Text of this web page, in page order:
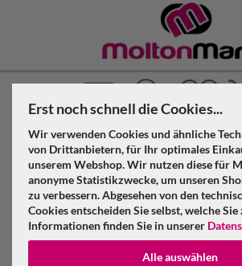
Erst noch schnell die Cookies...
Wir verwenden Cookies und ähnliche
von Drittanbietern, für Ihr optimales
unserem Webshop. Wir nutzen diese für
anonyme Statistikzwecke, um unseren
zu verbessern. Abgesehen von den
Cookies entscheiden Sie selbst, welche
Informationen finden Sie in unserer
Alle auswählen
Molton Markt »